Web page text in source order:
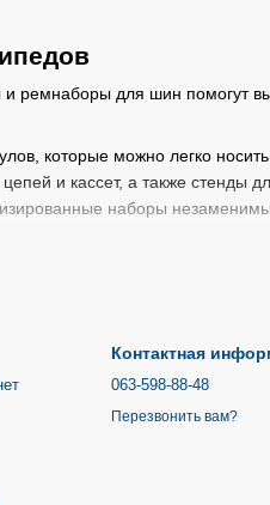
и ремнаборы для шин помогут
которые можно легко
и кассет, а также стенды
наборы
с осью HollowTech II.
давления в шинах, а
Контактная
063-598-88-48
Перезвонить вам?